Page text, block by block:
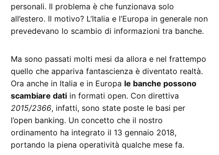
personali. Il problema è che funzionava solo
all’estero. Il motivo? L’Italia e l’Europa in generale non
prevedevano lo scambio di informazioni tra banche.
Ma sono passati molti mesi da allora e nel frattempo
quello che appariva fantascienza è diventato realtà.
Ora anche in Italia e in Europa le banche possono
scambiare dati in formati open. Con direttiva
2015/2366, infatti, sono state poste le basi per
l’open banking. Un concetto che il nostro
ordinamento ha integrato il 13 gennaio 2018,
portando la piena operatività qualche mese fa.